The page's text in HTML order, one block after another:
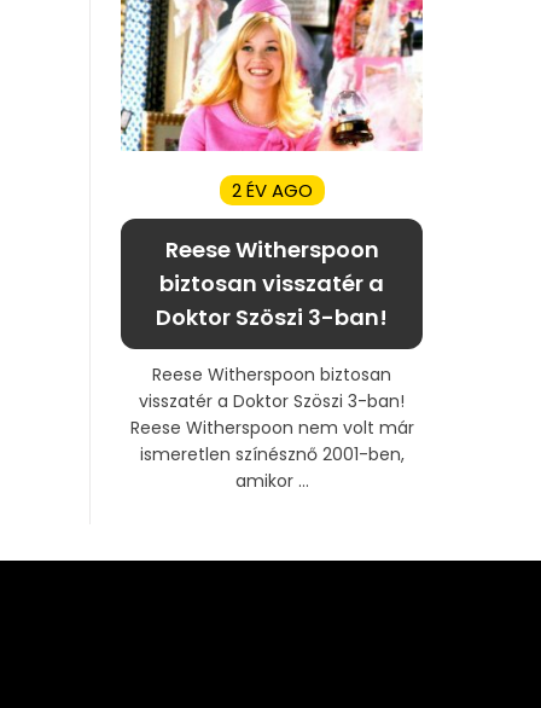
2 ÉV AGO
Reese Witherspoon
biztosan visszatér a
Doktor Szöszi 3-ban!
Reese Witherspoon biztosan
visszatér a Doktor Szöszi 3-ban!
Reese Witherspoon nem volt már
ismeretlen színésznő 2001-ben,
amikor ...